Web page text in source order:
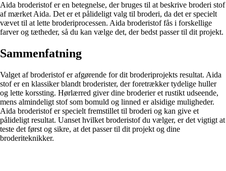
Aida broderistof er en betegnelse, der bruges til at beskrive broderi stof
af mærket Aida. Det er et pålideligt valg til broderi, da det er specielt
vævet til at lette broderiprocessen. Aida broderistof fås i forskellige
farver og tætheder, så du kan vælge det, der bedst passer til dit projekt.
Sammenfatning
Valget af broderistof er afgørende for dit broderiprojekts resultat. Aida
stof er en klassiker blandt broderister, der foretrækker tydelige huller
og lette korssting. Hørlærred giver dine broderier et rustikt udseende,
mens almindeligt stof som bomuld og linned er alsidige muligheder.
Aida broderistof er specielt fremstillet til broderi og kan give et
pålideligt resultat. Uanset hvilket broderistof du vælger, er det vigtigt at
teste det først og sikre, at det passer til dit projekt og dine
broderiteknikker.